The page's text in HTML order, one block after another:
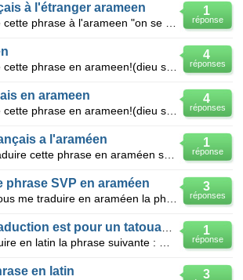
1
réponse
à l'étranger arameen
4
réponses
4
réponses
en arameen
1
réponse
a l'araméen
3
réponses
SVP en araméen
1
réponse
3
en latin